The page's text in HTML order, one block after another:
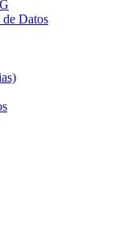
Datos